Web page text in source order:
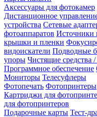
Аксессуары для фотокамер
Дистанционное
устройства Сетевые
фотоаппаратов Источники
крышки и пленки
видоискатели Подводные
упоры Чистящие средства
Программное обеспечение
Мониторы Телесуфлеры
Фотопечать Фотопринтеры
Картриджи для
для фотопринтеров
Подарочные карты Тест-